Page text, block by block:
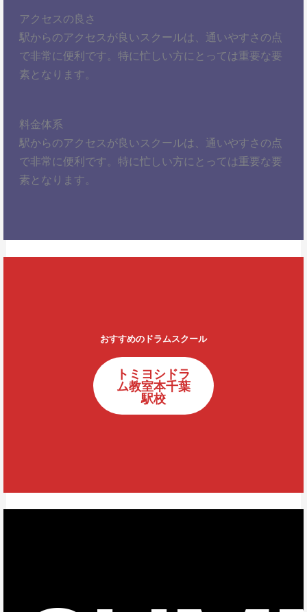
アクセスの良さ
駅からのアクセスが良いスクールは、通いやすさの点
で非常に便利です。特に忙しい方にとっては重要な要
素となります。
料金体系
駅からのアクセスが良いスクールは、通いやすさの点
で非常に便利です。特に忙しい方にとっては重要な要
素となります。
おすすめのドラムスクール
トミヨシドラ
ム教室本千葉
駅校